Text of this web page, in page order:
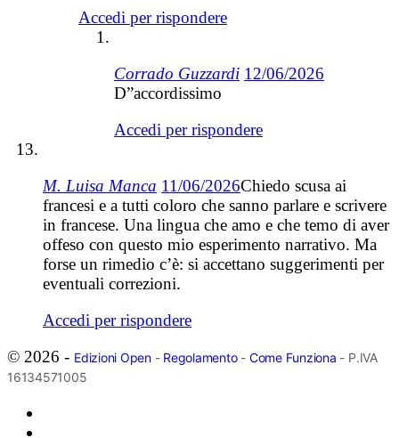
Accedi per rispondere
Corrado Guzzardi 12/06/2026
D”accordissimo
Accedi per rispondere
M. Luisa Manca 11/06/2026Chiedo scusa ai
francesi e a tutti coloro che sanno parlare e scrivere
in francese. Una lingua che amo e che temo di aver
offeso con questo mio esperimento narrativo. Ma
forse un rimedio c’è: si accettano suggerimenti per
eventuali correzioni.
Accedi per rispondere
© 2026 - Edizioni Open- Regolamento- Come Funziona - P.IVA
16134571005